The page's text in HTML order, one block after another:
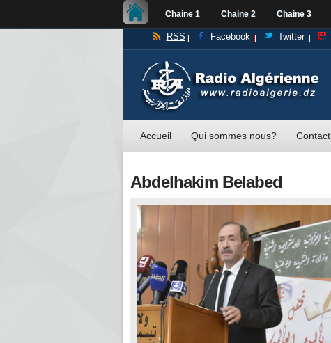
Chaine 1 Chaine 2 Chaine 3
RSS Facebook Twitter
Accueil Qui sommes nous? Contact
Abdelhakim Belabed